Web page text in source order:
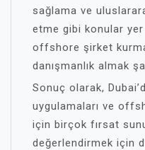
sağlama ve
etme gibi konular yer
offshore şirket
danışmanlık almak
Sonuç olarak,
uygulamaları ve
için birçok fırsat
değerlendirmek için